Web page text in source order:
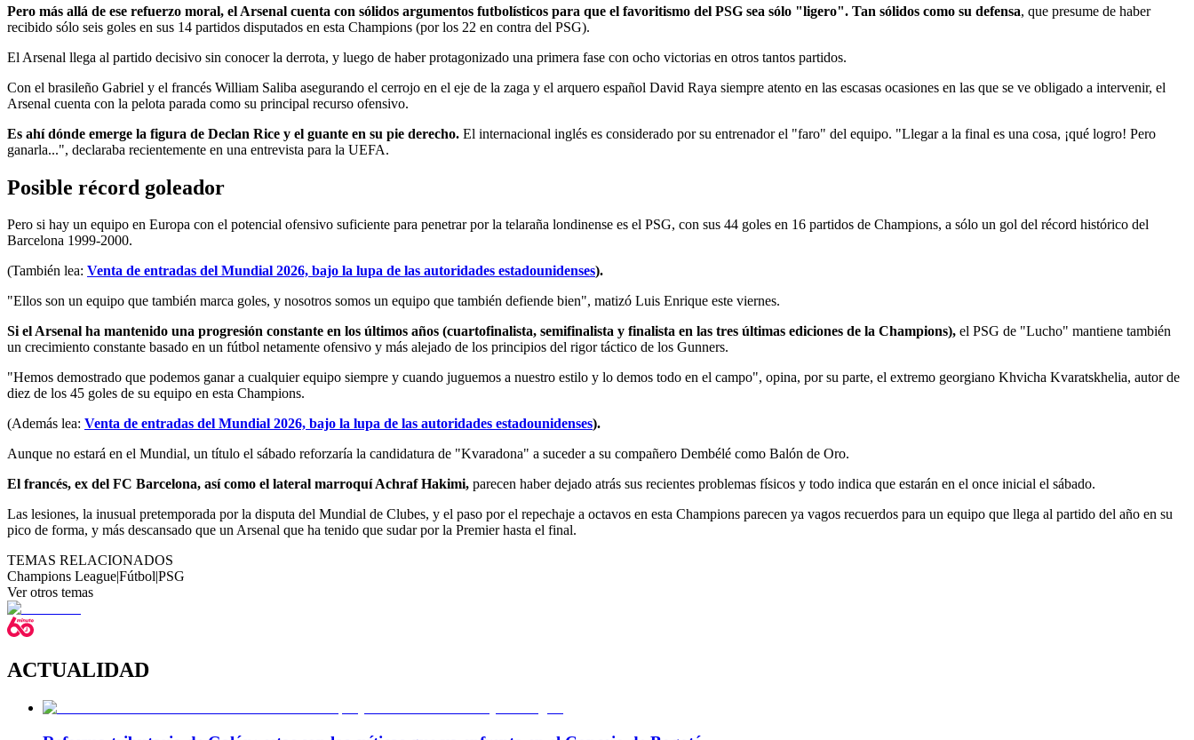
Pero más allá de ese refuerzo moral, el Arsenal cuenta con sólidos argumentos futbolísticos para que el favoritismo del PSG sea sólo "ligero". Tan sólidos como su defensa, que presume de haber
recibido sólo seis goles en sus 14 partidos disputados en esta Champions (por los 22 en contra del PSG).
El Arsenal llega al partido decisivo sin conocer la derrota, y luego de haber protagonizado una primera fase con ocho victorias en otros tantos partidos.
Con el brasileño Gabriel y el francés William Saliba asegurando el cerrojo en el eje de la zaga y el arquero español David Raya siempre atento en las escasas ocasiones en las que se ve obligado a intervenir, el
Arsenal cuenta con la pelota parada como su principal recurso ofensivo.
Es ahí dónde emerge la figura de Declan Rice y el guante en su pie derecho. El internacional inglés es considerado por su entrenador el "faro" del equipo. "Llegar a la final es una cosa, ¡qué logro! Pero
ganarla...", declaraba recientemente en una entrevista para la UEFA.
Posible récord goleador
Pero si hay un equipo en Europa con el potencial ofensivo suficiente para penetrar por la telaraña londinense es el PSG, con sus 44 goles en 16 partidos de Champions, a sólo un gol del récord histórico del
Barcelona 1999-2000.
(También lea: Venta de entradas del Mundial 2026, bajo la lupa de las autoridades estadounidenses).
"Ellos son un equipo que también marca goles, y nosotros somos un equipo que también defiende bien", matizó Luis Enrique este viernes.
Si el Arsenal ha mantenido una progresión constante en los últimos años (cuartofinalista, semifinalista y finalista en las tres últimas ediciones de la Champions), el PSG de "Lucho" mantiene también
un crecimiento constante basado en un fútbol netamente ofensivo y más alejado de los principios del rigor táctico de los Gunners.
"Hemos demostrado que podemos ganar a cualquier equipo siempre y cuando juguemos a nuestro estilo y lo demos todo en el campo", opina, por su parte, el extremo georgiano Khvicha Kvaratskhelia, autor de
diez de los 45 goles de su equipo en esta Champions.
(Además lea: Venta de entradas del Mundial 2026, bajo la lupa de las autoridades estadounidenses).
Aunque no estará en el Mundial, un título el sábado reforzaría la candidatura de "Kvaradona" a suceder a su compañero Dembélé como Balón de Oro.
El francés, ex del FC Barcelona, así como el lateral marroquí Achraf Hakimi, parecen haber dejado atrás sus recientes problemas físicos y todo indica que estarán en el once inicial el sábado.
Las lesiones, la inusual pretemporada por la disputa del Mundial de Clubes, y el paso por el repechaje a octavos en esta Champions parecen ya vagos recuerdos para un equipo que llega al partido del año en su
pico de forma, y más descansado que un Arsenal que ha tenido que sudar por la Premier hasta el final.
TEMAS RELACIONADOS
Champions League|Fútbol|PSG
Ver otros temas
ACTUALIDAD